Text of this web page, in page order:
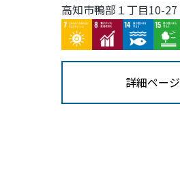
高知市鴨部１丁目10-27
ImageImageImageImage
詳細ページ